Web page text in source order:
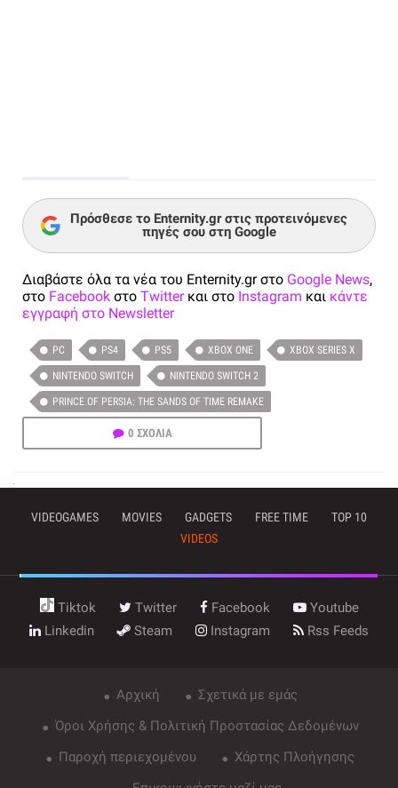
Πρόσθεσε το Enternity.gr στις προτεινόμενες
πηγές σου στη Google
Διαβάστε όλα τα νέα του Enternity.gr στο Google News,
στο Facebook στο Twitterκαι στο Instagram και κάντε
εγγραφή στο Newsletter
PC PS4 PS5 XBOX ONE XBOX SERIES X
NINTENDO SWITCH NINTENDO SWITCH 2
PRINCE OF PERSIA: THE SANDS OF TIME REMAKE
0 ΣΧΟΛΙΑ
VIDEOGAMES MOVIES GADGETS FREE TIME
TOP 10
VIDEOS
Tiktok Twitter Facebook
Youtube
Linkedin
Steam Instagram Rss Feeds
Αρχική
Σχετικά με εμάς
Όροι Χρήσης & Πολιτική Προστασίας Δεδομένων
Παροχή περιεχομένου
Χάρτης Πλοήγησης